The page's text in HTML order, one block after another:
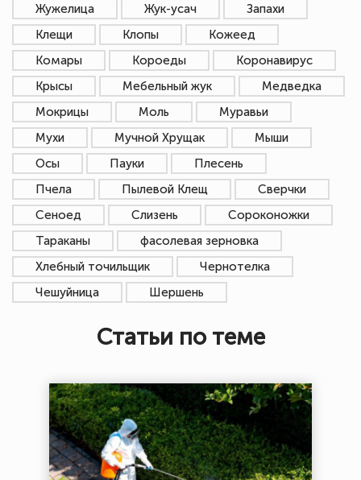
Жужелица
Жук-усач
Запахи
Клещи
Клопы
Кожеед
Комары
Короеды
Коронавирус
Крысы
Мебельный жук
Медведка
Мокрицы
Моль
Муравьи
Мухи
Мучной Хрущак
Мыши
Осы
Пауки
Плесень
Пчела
Пылевой Клещ
Сверчки
Сеноед
Слизень
Сороконожки
Тараканы
фасолевая зерновка
Хлебный точильщик
Чернотелка
Чешуйница
Шершень
Статьи по теме